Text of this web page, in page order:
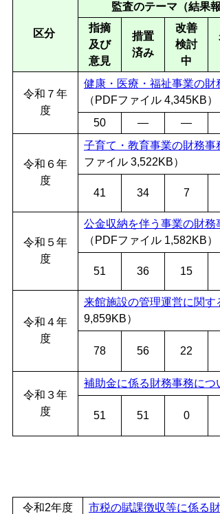
区分
監査のテーマ（結果
指摘
及び
意見
措置
済み
改善
検討
中
令和７年
度
健康・医療・福祉事業の
（PDFファイル 4,345KB）
50
― ―
令和６年
度
子育て・教育事業の財務
ファイル 3,522KB）
41 34 7
令和５年
度
公金収納を伴う事業の財
（PDFファイル 1,582KB）
51 36 15
令和４年
度
来館施設の管理運営に関
9,859KB）
78 56 22
令和３年
度
補助金に係る財務事務につ
51 51 0
令和2年度 市税の賦課徴収等に係る